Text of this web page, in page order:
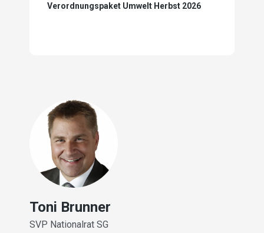
Verordnungspaket Umwelt Herbst 2026
Toni Brunner
SVP Nationalrat SG